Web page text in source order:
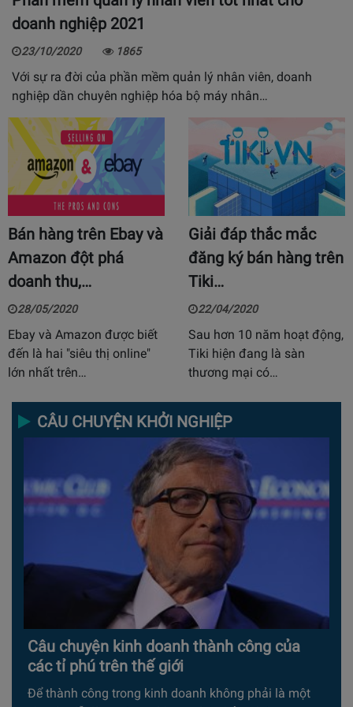
doanh nghiệp 2021
23/10/2020 1865
Với sự ra đời của phần mềm quản lý nhân viên, doanh
nghiệp dần chuyên nghiệp hóa bộ máy nhân…
Bán hàng trên Ebay và
Amazon đột phá
doanh thu,…
28/05/2020
Ebay và Amazon được biết
đến là hai "siêu thị online"
lớn nhất trên…
Giải đáp thắc mắc
đăng ký bán hàng trên
Tiki…
22/04/2020
Sau hơn 10 năm hoạt động,
Tiki hiện đang là sàn
thương mại có…
CÂU CHUYỆN KHỞI NGHIỆP
Câu chuyện kinh doanh thành công của
các tỉ phú trên thế giới
Để thành công trong kinh doanh không phải là một